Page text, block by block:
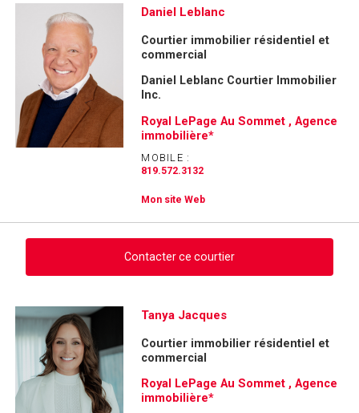
Daniel Leblanc
Courtier immobilier résidentiel et
commercial
Daniel Leblanc Courtier Immobilier
Inc.
Royal LePage Au Sommet , Agence
immobilière*
MOBILE :
819.572.3132
Mon site Web
Contacter ce courtier
Demander des infos sur cette inscription
Prénom
Nom
Courriel
Tanya Jacques
Courtier immobilier résidentiel et
commercial
Royal LePage Au Sommet , Agence
immobilière*